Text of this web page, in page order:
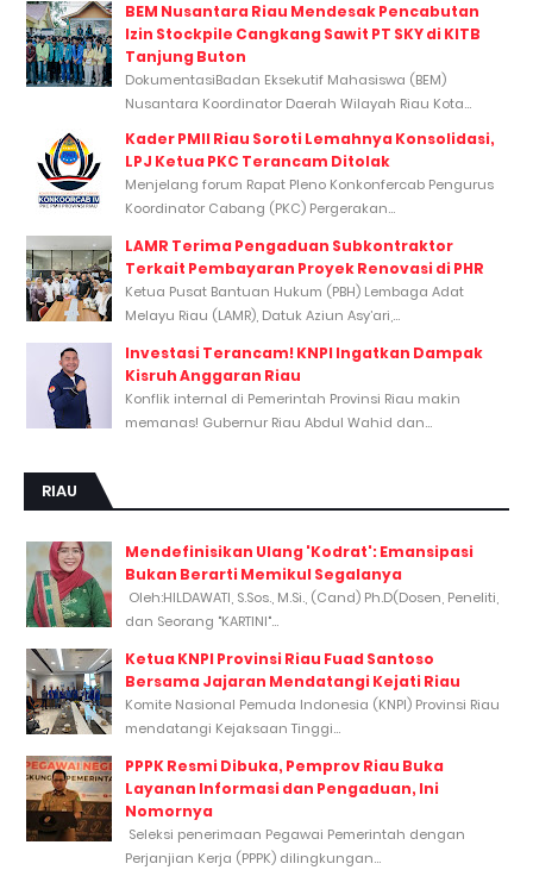
BEM Nusantara Riau Mendesak Pencabutan
Izin Stockpile Cangkang Sawit PT SKY di KITB
Tanjung Buton
DokumentasiBadan Eksekutif Mahasiswa (BEM)
Nusantara Koordinator Daerah Wilayah Riau Kota...
Kader PMII Riau Soroti Lemahnya Konsolidasi,
LPJ Ketua PKC Terancam Ditolak
Menjelang forum Rapat Pleno Konkonfercab Pengurus
Koordinator Cabang (PKC) Pergerakan...
LAMR Terima Pengaduan Subkontraktor
Terkait Pembayaran Proyek Renovasi di PHR
Ketua Pusat Bantuan Hukum (PBH) Lembaga Adat
Melayu Riau (LAMR), Datuk Aziun Asy’ari,...
Investasi Terancam! KNPI Ingatkan Dampak
Kisruh Anggaran Riau
Konflik internal di Pemerintah Provinsi Riau makin
memanas! Gubernur Riau Abdul Wahid dan...
RIAU
Mendefinisikan Ulang 'Kodrat': Emansipasi
Bukan Berarti Memikul Segalanya
Oleh:HILDAWATI, S.Sos., M.Si., (Cand) Ph.D(Dosen, Peneliti,
dan Seorang "KARTINI"...
Ketua KNPI Provinsi Riau Fuad Santoso
Bersama Jajaran Mendatangi Kejati Riau
Komite Nasional Pemuda Indonesia (KNPI) Provinsi Riau
mendatangi Kejaksaan Tinggi...
PPPK Resmi Dibuka, Pemprov Riau Buka
Layanan Informasi dan Pengaduan, Ini
Nomornya
Seleksi penerimaan Pegawai Pemerintah dengan
Perjanjian Kerja (PPPK) dilingkungan...